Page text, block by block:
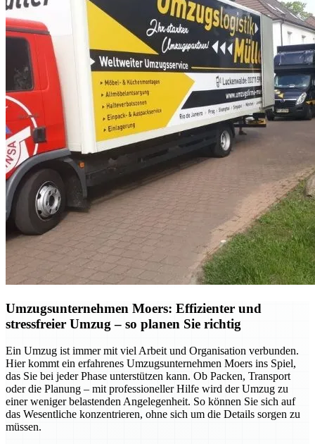
Umzugsunternehmen Moers: Effizienter und
stressfreier Umzug – so planen Sie richtig
Ein Umzug ist immer mit viel Arbeit und Organisation verbunden.
Hier kommt ein erfahrenes Umzugsunternehmen Moers ins Spiel,
das Sie bei jeder Phase unterstützen kann. Ob Packen, Transport
oder die Planung – mit professioneller Hilfe wird der Umzug zu
einer weniger belastenden Angelegenheit. So können Sie sich auf
das Wesentliche konzentrieren, ohne sich um die Details sorgen zu
müssen.